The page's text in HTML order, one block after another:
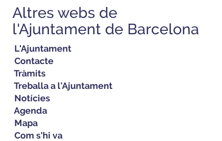
Altres webs de
l'Ajuntament de Barcelona
L'Ajuntament
Contacte
Tràmits
Treballa a l'Ajuntament
Notícies
Agenda
Mapa
Com s'hi va